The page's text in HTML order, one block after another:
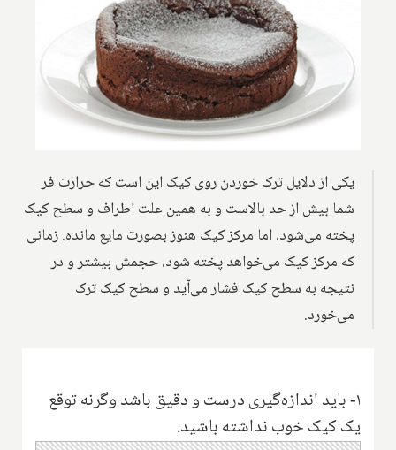
یکی از دلایل ترک خوردن روی کیک این است که حرارت فر
شما بیش از حد بالاست و به همین علت‌ اطراف و سطح کیک
پخته می‌شود، اما مرکز کیک هنوز بصورت مایع مانده. زمانی
که مرکز کیک می‌خواهد پخته شود، حجمش بیشتر و در
نتیجه به سطح کیک فشار می‌آید و سطح کیک ترک
می‌خورد.
۱- باید اندازه‌گیری درست و دقیق باشد وگرنه توقع
یک کیک خوب نداشته باشید.